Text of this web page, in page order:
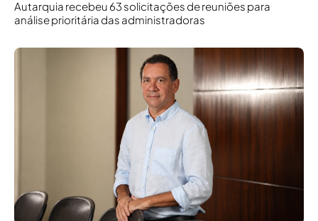
Autarquia recebeu 63 solicitações de reuniões para
análise prioritária das administradoras